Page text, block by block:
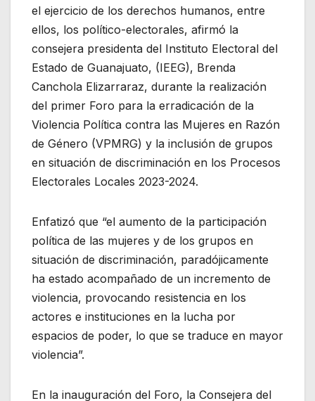
el ejercicio de los derechos humanos, entre
ellos, los político-electorales, afirmó la
consejera presidenta del Instituto Electoral del
Estado de Guanajuato, (IEEG), Brenda
Canchola Elizarraraz, durante la realización
del primer Foro para la erradicación de la
Violencia Política contra las Mujeres en Razón
de Género (VPMRG) y la inclusión de grupos
en situación de discriminación en los Procesos
Electorales Locales 2023-2024.
Enfatizó que “el aumento de la participación
política de las mujeres y de los grupos en
situación de discriminación, paradójicamente
ha estado acompañado de un incremento de
violencia, provocando resistencia en los
actores e instituciones en la lucha por
espacios de poder, lo que se traduce en mayor
violencia”.
En la inauguración del Foro, la Consejera del